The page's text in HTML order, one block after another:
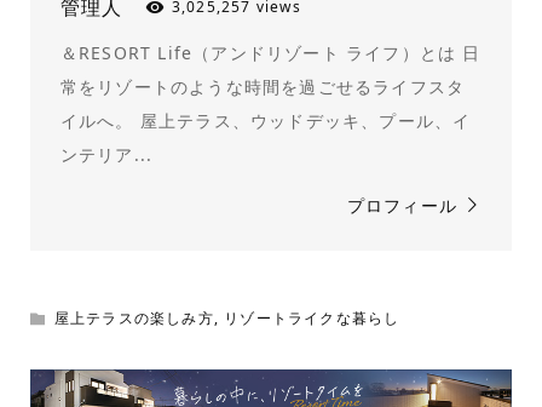
管理人 3,025,257 views
＆RESORT Life（アンドリゾート ライフ）とは 日
常をリゾートのような時間を過ごせるライフスタ
イルへ。 屋上テラス、ウッドデッキ、プール、イ
ンテリア...
プロフィール
屋上テラスの楽しみ方, リゾートライクな暮らし